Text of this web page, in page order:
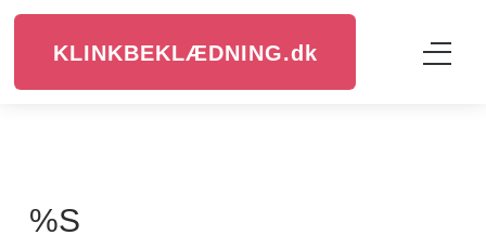
KLINKBEKLÆDNING.dk
%s